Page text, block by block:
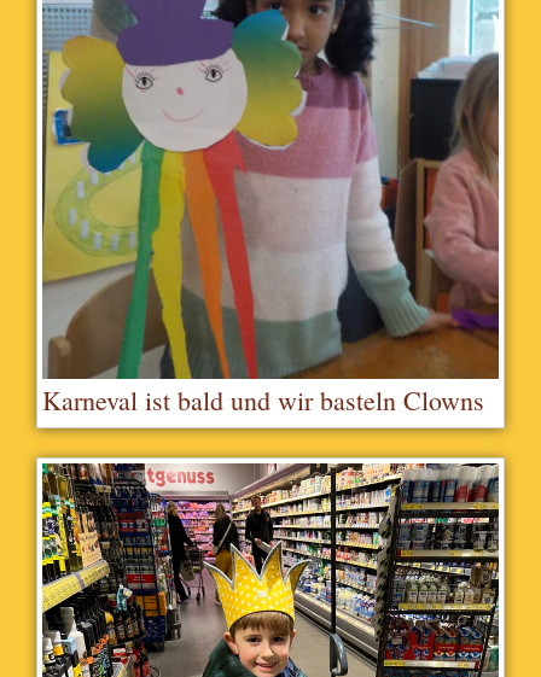
Karneval ist bald und wir basteln Clowns
als Dekoration